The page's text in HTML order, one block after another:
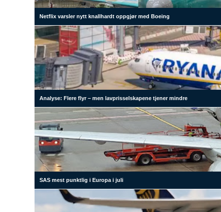
Netflix varsler nytt knallhardt oppgjør med Boeing
Analyse: Flere flyr – men lavprisselskapene tjener mindre
SAS mest punktlig i Europa i juli